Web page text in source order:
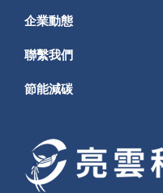
企業動態
聯繫我們
節能減碳